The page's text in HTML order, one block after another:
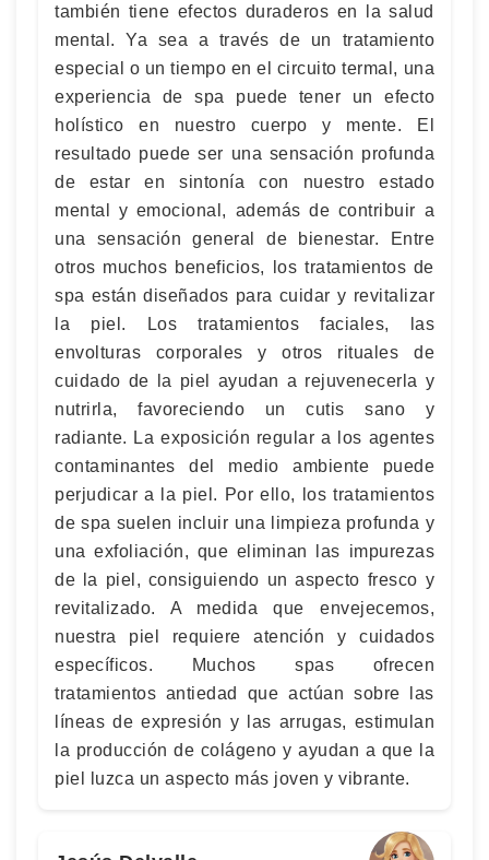
también tiene efectos duraderos en la salud
mental. Ya sea a través de un tratamiento
especial o un tiempo en el circuito termal, una
experiencia de spa puede tener un efecto
holístico en nuestro cuerpo y mente. El
resultado puede ser una sensación profunda
de estar en sintonía con nuestro estado
mental y emocional, además de contribuir a
una sensación general de bienestar. Entre
otros muchos beneficios, los tratamientos de
spa están diseñados para cuidar y revitalizar
la piel. Los tratamientos faciales, las
envolturas corporales y otros rituales de
cuidado de la piel ayudan a rejuvenecerla y
nutrirla, favoreciendo un cutis sano y
radiante. La exposición regular a los agentes
contaminantes del medio ambiente puede
perjudicar a la piel. Por ello, los tratamientos
de spa suelen incluir una limpieza profunda y
una exfoliación, que eliminan las impurezas
de la piel, consiguiendo un aspecto fresco y
revitalizado. A medida que envejecemos,
nuestra piel requiere atención y cuidados
específicos. Muchos spas ofrecen
tratamientos antiedad que actúan sobre las
líneas de expresión y las arrugas, estimulan
la producción de colágeno y ayudan a que la
piel luzca un aspecto más joven y vibrante.